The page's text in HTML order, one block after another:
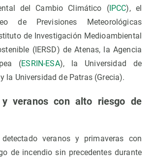
del Cambio Climático (IPCC), el
de Previsiones Meteorológicas
de Investigación Medioambiental
(IERSD) de Atenas, la Agencia
(ESRIN-ESA), la Universidad de
la Universidad de Patras (Grecia).
y veranos con alto riesgo de
veranos y primaveras con
de incendio sin precedentes durante